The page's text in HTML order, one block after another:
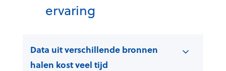
ervaring
Data uit verschillende bronnen
halen kost veel tijd